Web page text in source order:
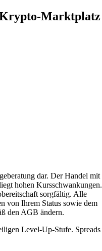
Marktplatz
dar. Der Handel mit
hohen Kursschwankungen.
sorgfältig. Alle
von Ihrem Status sowie dem
den AGB ändern.
Level-Up-Stufe. Spreads